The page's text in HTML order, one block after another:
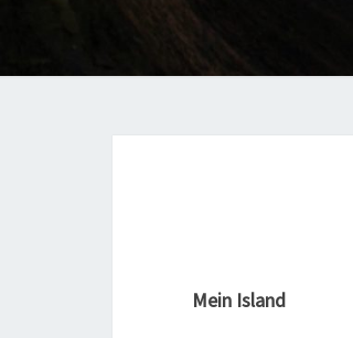
Mein Island